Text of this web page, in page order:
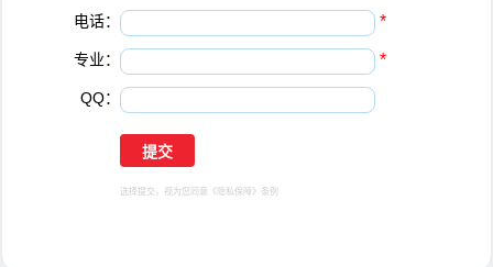
电话： *
专业： *
QQ：
选择提交，视为您同意 《隐私保障》 条例